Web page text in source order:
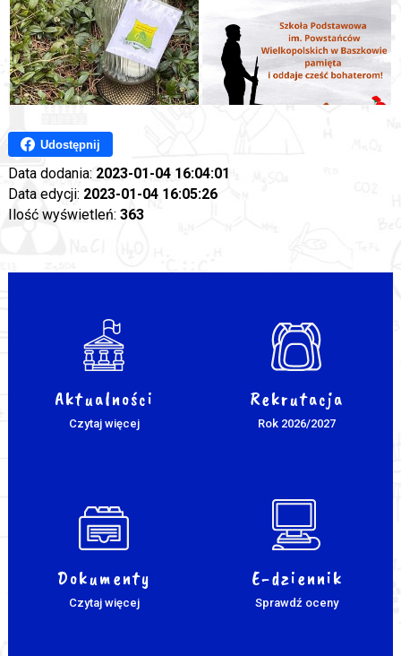
Udostępnij
Data dodania: 2023-01-04 16:04:01
Data edycji: 2023-01-04 16:05:26
Ilość wyświetleń: 363
Aktualności
Czytaj więcej
Rekrutacja
Rok 2026/2027
Dokumenty
Czytaj więcej
E-dziennik
Sprawdź oceny